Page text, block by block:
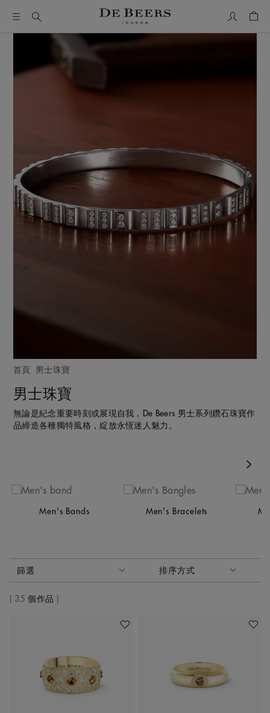
首頁 男士珠寶
男士珠寶
無論是紀念重要時刻或展現自我，De Beers 男士系列鑽石珠寶作
品締造各種獨特風格，綻放永恆迷人魅力。
Men's Bands Men's Bracelets
篩選 排序方式
排序方式
35 個作品
加入喜愛清單 加入喜